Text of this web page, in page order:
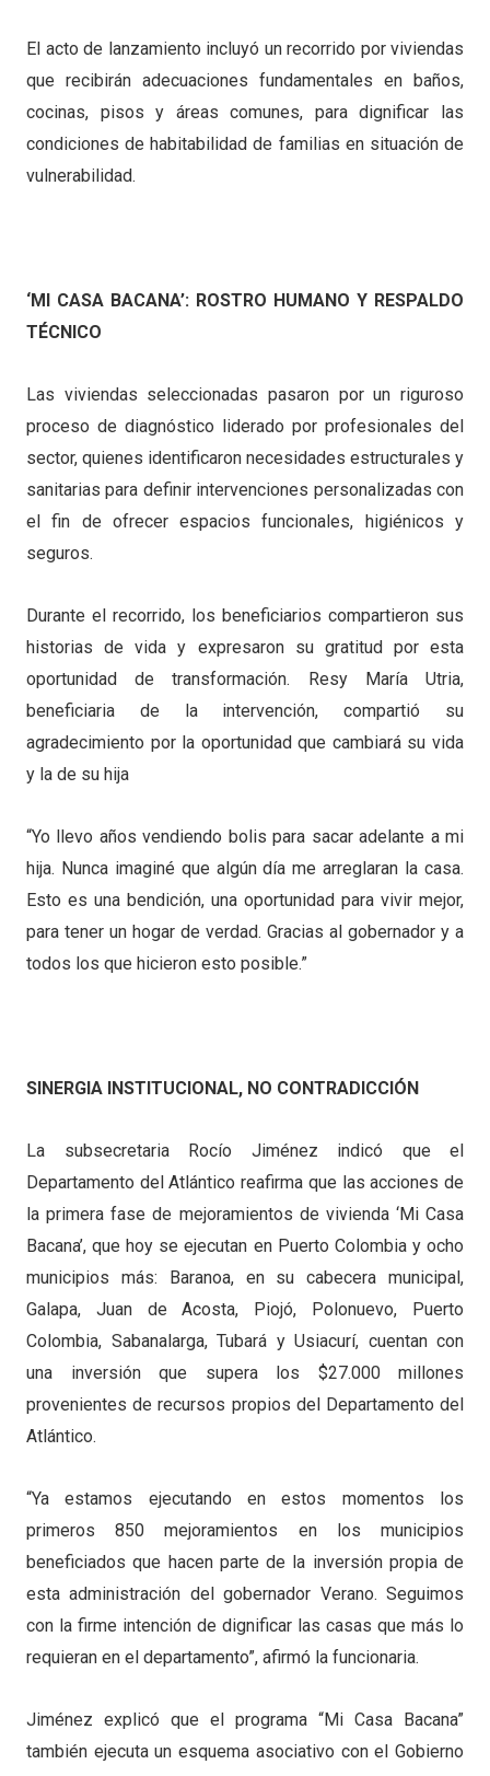
El acto de lanzamiento incluyó un recorrido por viviendas
que recibirán adecuaciones fundamentales en baños,
cocinas, pisos y áreas comunes, para dignificar las
condiciones de habitabilidad de familias en situación de
vulnerabilidad.
‘MI CASA BACANA’: ROSTRO HUMANO Y RESPALDO
TÉCNICO
Las viviendas seleccionadas pasaron por un riguroso
proceso de diagnóstico liderado por profesionales del
sector, quienes identificaron necesidades estructurales y
sanitarias para definir intervenciones personalizadas con
el fin de ofrecer espacios funcionales, higiénicos y
seguros.
Durante el recorrido, los beneficiarios compartieron sus
historias de vida y expresaron su gratitud por esta
oportunidad de transformación. Resy María Utria,
beneficiaria de la intervención, compartió su
agradecimiento por la oportunidad que cambiará su vida
y la de su hija
“Yo llevo años vendiendo bolis para sacar adelante a mi
hija. Nunca imaginé que algún día me arreglaran la casa.
Esto es una bendición, una oportunidad para vivir mejor,
para tener un hogar de verdad. Gracias al gobernador y a
todos los que hicieron esto posible.”
SINERGIA INSTITUCIONAL, NO CONTRADICCIÓN
La subsecretaria Rocío Jiménez indicó que el
Departamento del Atlántico reafirma que las acciones de
la primera fase de mejoramientos de vivienda ‘Mi Casa
Bacana’, que hoy se ejecutan en Puerto Colombia y ocho
municipios más: Baranoa, en su cabecera municipal,
Galapa, Juan de Acosta, Piojó, Polonuevo, Puerto
Colombia, Sabanalarga, Tubará y Usiacurí, cuentan con
una inversión que supera los $27.000 millones
provenientes de recursos propios del Departamento del
Atlántico.
“Ya estamos ejecutando en estos momentos los
primeros 850 mejoramientos en los municipios
beneficiados que hacen parte de la inversión propia de
esta administración del gobernador Verano. Seguimos
con la firme intención de dignificar las casas que más lo
requieran en el departamento”, afirmó la funcionaria.
Jiménez explicó que el programa “Mi Casa Bacana”
también ejecuta un esquema asociativo con el Gobierno